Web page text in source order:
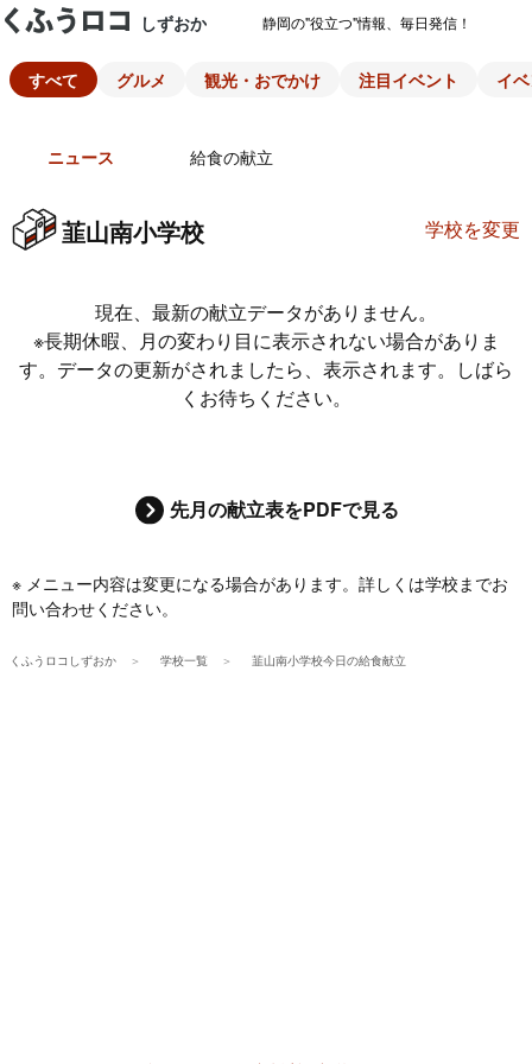
しずおか 静岡の"役立つ"情報、毎日発信！
すべて グルメ 観光・おでかけ 注目イベント イ
ニュース 給食の献立
韮山南小学校 学校を変更
現在、最新の献立データがありません。
※長期休暇、月の変わり目に表示されない場合がありま
す。データの更新がされましたら、表示されます。しばら
くお待ちください。
先月の献立表をPDFで見る
※ メニュー内容は変更になる場合があります。詳しくは学校までお
問い合わせください。
くふうロコしずおか 学校一覧 韮山南小学校今日の給食献立